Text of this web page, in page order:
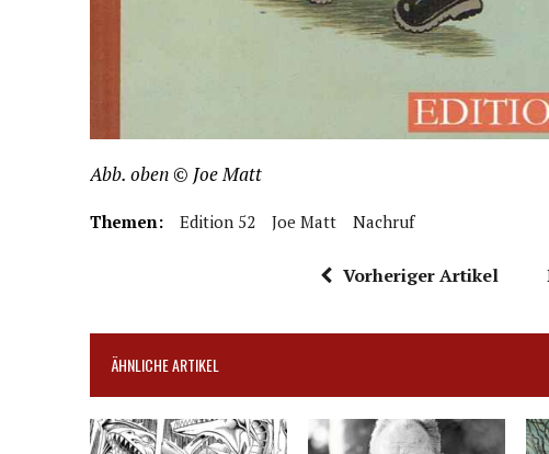
Abb. oben © Joe Matt
Themen: Edition 52 Joe Matt Nachruf
Vorheriger Artikel
ÄHNLICHE ARTIKEL